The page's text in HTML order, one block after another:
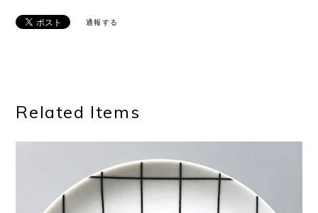
通報する
Related Items